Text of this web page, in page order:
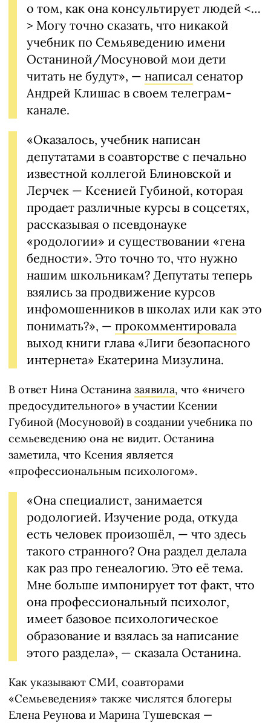
о том, как она консультирует людей <…
> Могу точно сказать, что никакой
учебник по Семьяведению имени
Останиной/Мосуновой мои дети
читать не будут», — написал сенатор
Андрей Клишас в своем телеграм-
канале.
«Оказалось, учебник написан
депутатами в соавторстве с печально
известной коллегой Блиновской и
Лерчек — Ксенией Губиной, которая
продает различные курсы в соцсетях,
рассказывая о псевдонауке
«родологии» и существовании «гена
бедности». Это точно то, что нужно
нашим школьникам? Депутаты теперь
взялись за продвижение курсов
инфомошенников в школах или как это
понимать?», — прокомментировала
выход книги глава «Лиги безопасного
интернета» Екатерина Мизулина.
В ответ Нина Останина заявила, что «ничего
предосудительного» в участии Ксении
Губиной (Мосуновой) в создании учебника по
семьеведению она не видит. Останина
заметила, что Ксения является
«профессиональным психологом».
«Она специалист, занимается
родологией. Изучение рода, откуда
есть человек произошёл, — что здесь
такого странного? Она раздел делала
как раз про генеалогию. Это её тема.
Мне больше импонирует тот факт, что
она профессиональный психолог,
имеет базовое психологическое
образование и взялась за написание
этого раздела», — сказала Останина.
Как указывают СМИ, соавторами
«Семьеведения» также числятся блогеры
Елена Реунова и Марина Тушевская —